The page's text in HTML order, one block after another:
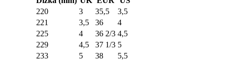
220
3 35,5
3,5
221
3,5 36
4
225
4 36 2/3 4,5
229
4,5 37 1/3 5
233
5 38
5,5